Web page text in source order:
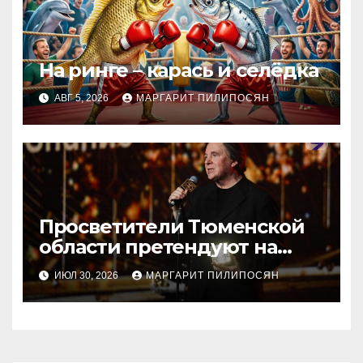
На ринге – карась и селёдка
АВГ 5, 2026 МАРГАРИТ ПИЛИПОСЯН
Просветители Тюменской
области претендуют на
награду Знание.Премия
ИЮЛ 30, 2026 МАРГАРИТ ПИЛИПОСЯН